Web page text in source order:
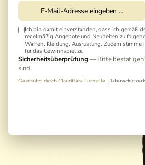
Ich bin damit einverstanden, dass ich gemäß
regelmäßig Angebote und Neuheiten zu
Waffen, Kleidung, Ausrüstung. Zudem stimme
für das Gewinnspiel zu.
Sicherheitsüberprüfung — Bitte bestätigen
sind.
Geschützt durch Cloudflare Turnstile.